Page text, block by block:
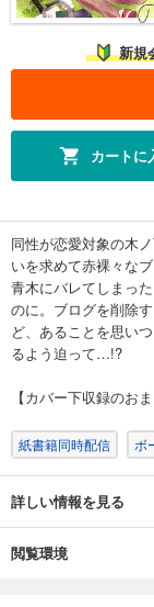
新規
カートに
同性が恋愛対象の木
いを求めて赤裸々な
青木にバレてしまっ
のに。ブログを削除
ど、あることを思い
るよう迫って…!?
【カバー下収録のお
紙書籍同時配信 ボ
詳しい情報を見る
閲覧環境